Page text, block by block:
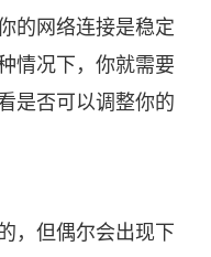
的网络连接是稳定
情况下，你就需要
是否可以调整你的
，但偶尔会出现下